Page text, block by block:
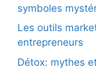
symboles
Les outils
entrepreneurs
Détox: mythes